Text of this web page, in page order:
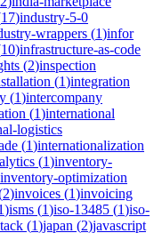
17)industry-5-0
wrappers (1)infor
10)infrastructure-as-code
(2)inspection
(1)integration
(1)intercompany
(1)international
logistics
(1)internationalization
(1)inventory-
inventory-optimization
2)invoices (1)invoicing
)isms (1)iso-13485 (1)iso-
(1)japan (2)javascript